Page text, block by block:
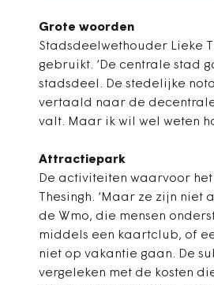
Grote woorden
Stadsdeelwethouder Lieke
gebruikt. ‘De centrale stad
stadsdeel. De stedelijke
vertaald naar de
valt. Maar ik wil wel weten
Attractiepark
De activiteiten waarvoor
Thesingh. ‘Maar ze zijn
de Wmo, die mensen
middels een kaartclub, of
niet op vakantie gaan. De
vergeleken met de kosten